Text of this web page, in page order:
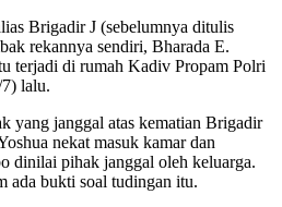
Brigadir J (sebelumnya ditulis
rekannya sendiri, Bharada E.
terjadi di rumah Kadiv Propam Polri
lalu.
yang janggal atas kematian Brigadir
nekat masuk kamar dan
dinilai pihak janggal oleh keluarga.
ada bukti soal tudingan itu.